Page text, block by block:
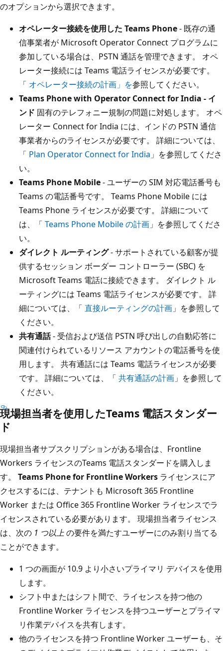
のオプションから選択できます。
オペレーター接続を使用した Teams Phone- 既存の通
信事業者が Microsoft Operator Connect プログラムに
参加している場合は、PSTN 通話を管理できます。 オペ
レーター接続には Teams 電話ライセンスが必要です。
「 オペレーター接続の計画」を参照してください。
Teams Phone with Operator Connect for India - イ
ンド 固有のテレフォニー規制の問題に対処します。 オペ
レーター Connect for India には、インドの PSTN 通信
事業者からのライセンスが必要です。 詳細については、
「 Plan Operator Connect for India 」を参照してくださ
い。
Teams Phone Mobile- ユーザーの SIM 対応電話番号も
Teams の電話番号です。 Teams Phone Mobile には
Teams Phone ライセンスが必要です。 詳細について
は、「 Teams Phone Mobile の計画 」を参照してくださ
い。
ダイレクト ルーティング- サポートされている顧客が提
供するセッション ボーダー コントローラー (SBC) を
Microsoft Teams 電話に接続できます。 ダイレクト ル
ーティングには Teams 電話ライセンスが必要です。 詳
細については、「 直接ルーティングの計画 」を参照して
ください。
共有通話- 受信および送信 PSTN 呼び出しの自動応答に
関連付けられているリソース アカウントの電話番号を使
用します。 共有通話には Teams 電話ライセンスが必要
です。 詳細については、「 共有通話の計画 」を参照して
ください。
現場担当者を使用したTeams 電話スタンダー
ド
現場担当者サブスクリプションがある場合は、Frontline
Workers ライセンスのTeams 電話スタンダードを購入しま
す。 Teams Phone for Frontline Workers ライセンスにア
クセスするには、テナントも Microsoft 365 Frontline
Worker または Office 365 Frontline Worker ライセンスでラ
イセンスされている必要があります。 現場担当者ライセンス
は、次の 1 つ以上の要件を満たすユーザーにのみ割り当てる
ことができます。
1 つの画面が 10.9 より小さいプライマリ デバイスを使用
します。
シフト中またはシフト間で、ライセンスを持つ他の
Frontline Worker ライセンスを持つユーザーとプライマ
リ作業デバイスを共有します。
他のライセンスを持つ Frontline Worker ユーザーも、そ